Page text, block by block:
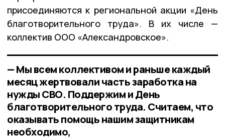
присоединяются к региональной акции «День
благотворительного труда». В их числе —
коллектив ООО «Александровское».
— Мы всем коллективом и раньше каждый
месяц жертвовали часть заработка на
нужды СВО. Поддержим и День
благотворительного труда. Считаем, что
оказывать помощь нашим защитникам
необходимо,